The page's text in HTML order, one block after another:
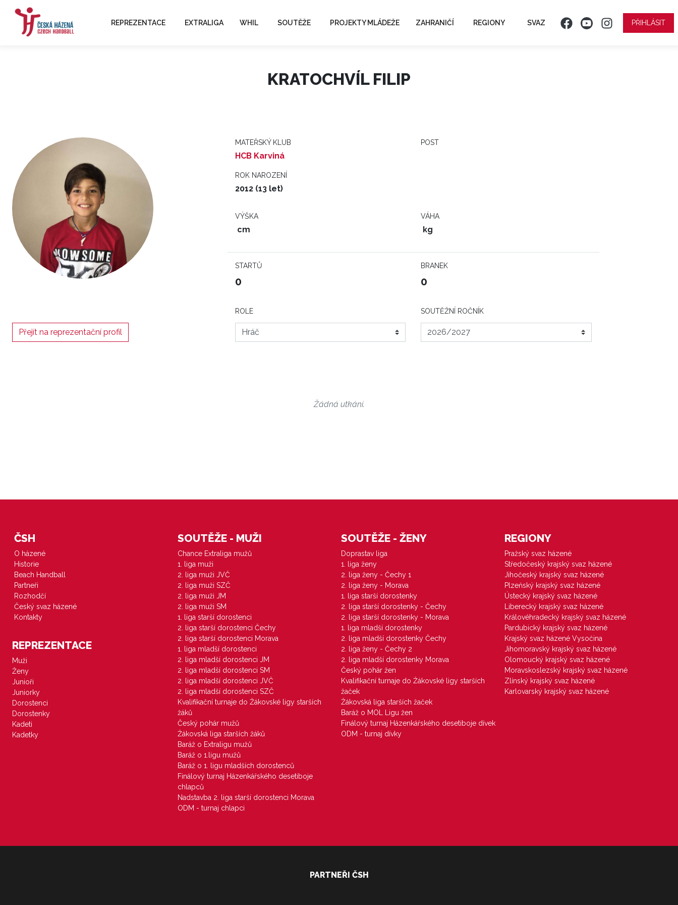
REPREZENTACE EXTRALIGA WHIL SOUTĚŽE PROJEKTY MLÁDEŽE ZAHRANIČÍ REGIONY SVAZ PŘIHLÁSIT
KRATOCHVÍL FILIP
MATEŘSKÝ KLUB
HCB Karviná
POST
ROK NAROZENÍ
2012 (13 let)
VÝŠKA
cm
VÁHA
kg
STARTŮ
0
BRANEK
0
Přejít na reprezentační profil
ROLE SOUTĚŽNÍ ROČNÍK
Žádná utkání.
ČSH
O házené
Historie
Beach Handball
Partneři
Rozhodčí
Český svaz házené
Kontakty
REPREZENTACE
Muži
Ženy
Junioři
Juniorky
Dorostenci
Dorostenky
Kadeti
Kadetky
SOUTĚŽE - MUŽI
Chance Extraliga mužů
1. liga muži
2. liga muži JVČ
2. liga muži SZČ
2. liga muži JM
2. liga muži SM
1. liga starší dorostenci
2. liga starší dorostenci Čechy
2. liga starší dorostenci Morava
1. liga mladší dorostenci
2. liga mladší dorostenci JM
2. liga mladší dorostenci SM
2. liga mladší dorostenci JVČ
2. liga mladší dorostenci SZČ
Kvalifikační turnaje do Žákovské ligy starších
žáků
Český pohár mužů
Žákovská liga starších žáků
Baráž o Extraligu mužů
Baráž o 1.ligu mužů
Baráž o 1. ligu mladších dorostenců
Finálový turnaj Házenkářského desetiboje
chlapců
Nadstavba 2. liga starší dorostenci Morava
ODM - turnaj chlapci
SOUTĚŽE - ŽENY
Doprastav liga
1. liga ženy
2. liga ženy - Čechy 1
2. liga ženy - Morava
1. liga starší dorostenky
2. liga starší dorostenky - Čechy
2. liga starší dorostenky - Morava
1. liga mladší dorostenky
2. liga mladší dorostenky Čechy
2. liga ženy - Čechy 2
2. liga mladší dorostenky Morava
Český pohár žen
Kvalifikační turnaje do Žákovské ligy starších
žaček
Žákovská liga starších žaček
Baráž o MOL Ligu žen
Finálový turnaj Házenkářského desetiboje dívek
ODM - turnaj dívky
REGIONY
Pražský svaz házené
Středočeský krajský svaz házené
Jihočeský krajský svaz házené
Plzeňský krajský svaz házené
Ústecký krajský svaz házené
Liberecký krajský svaz házené
Královéhradecký krajský svaz házené
Pardubický krajský svaz házené
Krajský svaz házené Vysočina
Jihomoravský krajský svaz házené
Olomoucký krajský svaz házené
Moravskoslezský krajský svaz házené
Zlínský krajský svaz házené
Karlovarský krajský svaz házené
PARTNEŘI ČSH